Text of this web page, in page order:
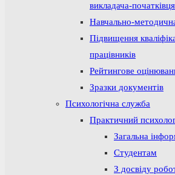
викладача-початківця
Навчально-
Підвищення
працівників
Рейтингове
Зразки документів
Психологічна служба
Практичний
Загальна
Студентам
З досвіду